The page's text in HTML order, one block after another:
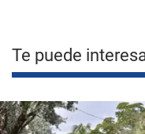
Te puede